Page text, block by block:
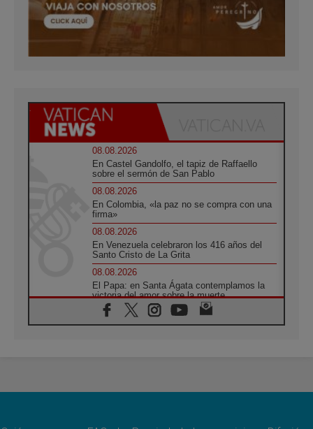
08.08.2026
En Castel Gandolfo, el tapiz de Raffaello
sobre el sermón de San Pablo
08.08.2026
En Colombia, «la paz no se compra con una
firma»
08.08.2026
En Venezuela celebraron los 416 años del
Santo Cristo de La Grita
08.08.2026
El Papa: en Santa Ágata contemplamos la
victoria del amor sobre la muerte
08.08.2026
León XIV visitará el Santuario de la Madre
07.08.2026